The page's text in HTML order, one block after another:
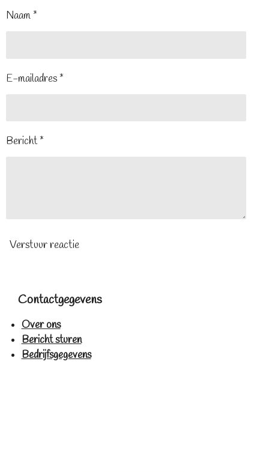
Naam *
E-mailadres *
Bericht *
Verstuur reactie
Contactgegevens
Over ons
Bericht sturen
Bedrijfsgegevens